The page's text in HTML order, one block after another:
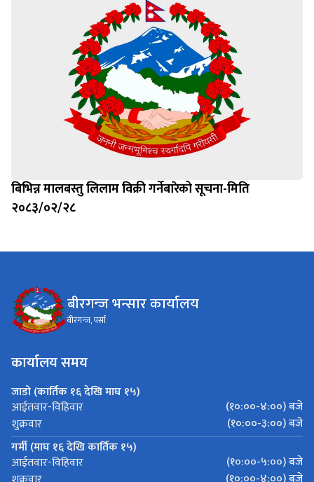
बिभिन्न मालबस्तु लिलाम विक्री गर्नेबारेको सूचना-मिति
२०८३/०२/२८
बीरगन्ज भन्सार कार्यालय
बीरगन्ज, पर्सा
कार्यालय समय
जाडो (कार्तिक १६ देखि माघ १५)
आईतवार-विहिवार
(१०:००-४:००) बजे
शुक्रवार
(१०:००-३:००) बजे
गर्मी (माघ १६ देखि कार्तिक १५)
आईतवार-विहिवार
(१०:००-५:००) बजे